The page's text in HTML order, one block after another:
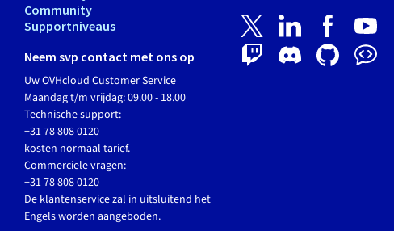
Community
Supportniveaus
Neem svp contact met ons op
Uw OVHcloud Customer Service
Maandag t/m vrijdag: 09.00 - 18.00
Technische support:
+31 78 808 0120
kosten normaal tarief.
Commerciele vragen:
+31 78 808 0120
De klantenservice zal in uitsluitend het
Engels worden aangeboden.